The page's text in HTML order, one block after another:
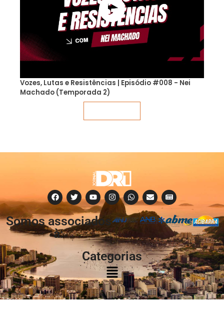
Vozes, Lutas e Resistências | Episódio #008 - Nei
Machado (Temporada 2)
Somos associados
à:
Categorias